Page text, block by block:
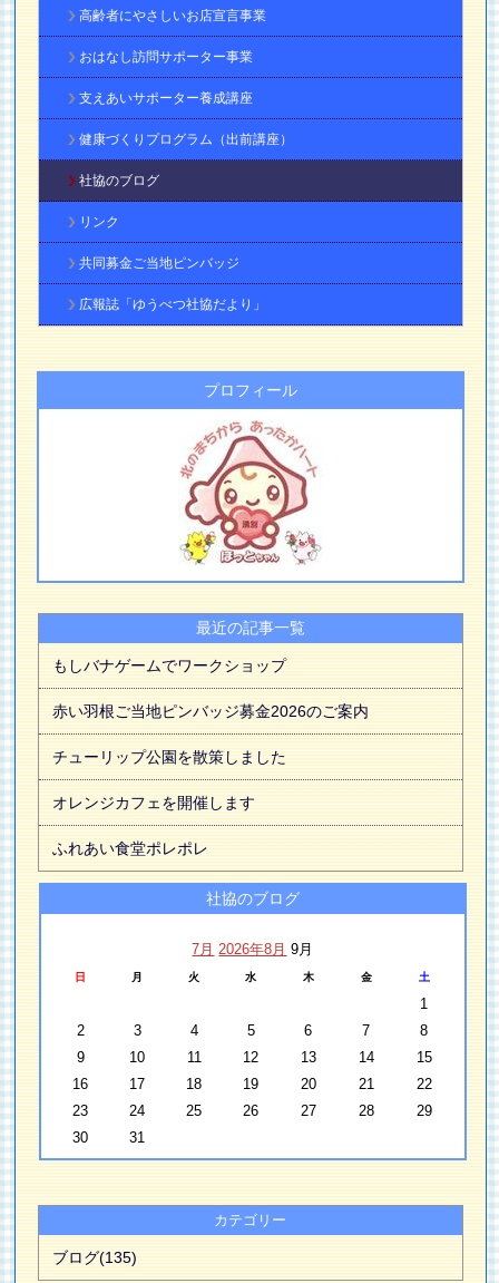
高齢者にやさしいお店宣言事業
おはなし訪問サポーター事業
支えあいサポーター養成講座
健康づくりプログラム（出前講座）
社協のブログ
リンク
共同募金ご当地ピンバッジ
広報誌「ゆうべつ社協だより」
プロフィール
最近の記事一覧
もしバナゲームでワークショップ
赤い羽根ご当地ピンバッジ募金2026のご案内
チューリップ公園を散策しました
オレンジカフェを開催します
ふれあい食堂ポレポレ
社協のブログ
7月 2026年8月 9月
日 月 火 水 木 金 土
1
2
3 4 5 6 7
8
9
10 11 12 13 14
15
16
17 18 19 20 21
22
23
24 25 26 27 28
29
30
31
カテゴリー
ブログ(135)